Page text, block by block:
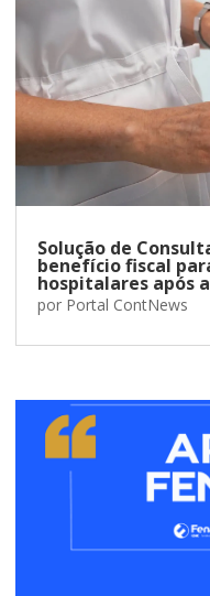
Solução de
benefício fiscal
hospitalares após
por Portal ContNews